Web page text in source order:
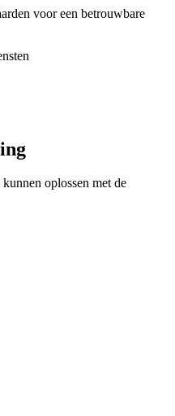
voor een betrouwbare
oplossen met de